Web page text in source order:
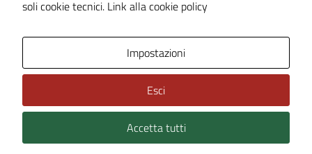
Technical Design s.r.l.
soli cookie tecnici. Link alla cookie policy
Impostazioni
Esci
Accetta tutti